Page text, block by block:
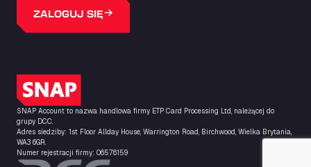
Bolstoen 9, 1046 AS
Basiq Truck Cleaning Echt
A.G. Bellstraat 35A, 7903 AD
Bathgate Truck & Car Wash
16 Inchmuir Road, EH48 2EP
Batim Truckstop
Lar Bck Z 7 Mennen, 8930
ZALOGUJ SIĘ
Logo SNAP
SNAP Account to nazwa handlowa firmy ETP Card Processing Ltd, należącej do
grupy DCC.
Adres siedziby: 1st Floor Allday House, Warrington Road, Birchwood, Wielka Brytania,
WA3 6GR.
Numer rejestracji firmy: 06576159